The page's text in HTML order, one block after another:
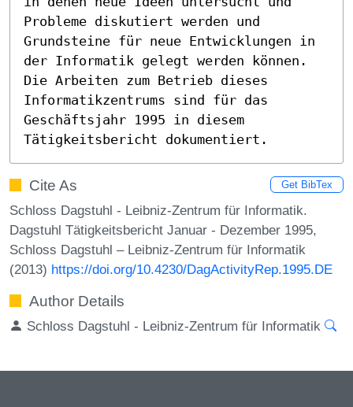
Probleme diskutiert werden und
Grundsteine für neue Entwicklungen in
der Informatik gelegt werden können.
Die Arbeiten zum Betrieb dieses
Informatikzentrums sind für das
Geschäftsjahr 1995 in diesem
Tätigkeitsbericht dokumentiert.
Cite As Get BibTex
Schloss Dagstuhl - Leibniz-Zentrum für Informatik.
Dagstuhl Tätigkeitsbericht Januar - Dezember 1995,
Schloss Dagstuhl – Leibniz-Zentrum für Informatik
(2013) https://doi.org/10.4230/DagActivityRep.1995.DE
Author Details
Schloss Dagstuhl - Leibniz-Zentrum für Informatik